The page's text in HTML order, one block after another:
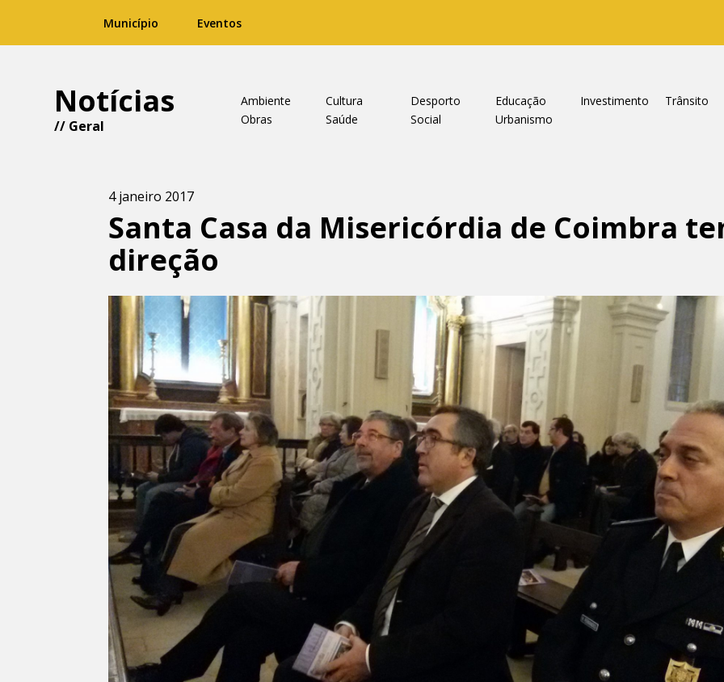
Município Eventos
Notícias
// Geral
Ambiente Cultura Desporto Educação Investimento
Trânsito
Obras
Saúde Social Urbanismo
4 janeiro 2017
Santa Casa da Misericórdia de Coimbra
direção